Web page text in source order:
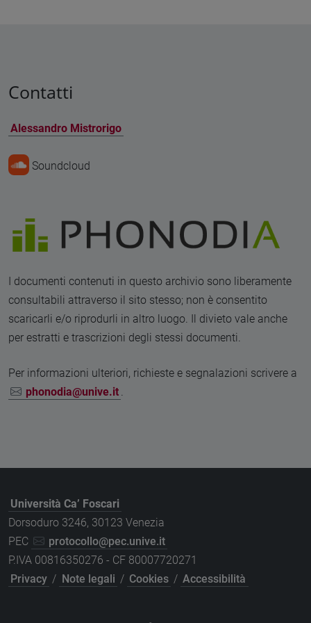
Contatti
Alessandro Mistrorigo
Soundcloud
I documenti contenuti in questo archivio sono liberamente
consultabili attraverso il sito stesso; non è consentito
scaricarli e/o riprodurli in altro luogo. Il divieto vale anche
per estratti e trascrizioni degli stessi documenti.
Per informazioni ulteriori, richieste e segnalazioni scrivere a
phonodia@unive.it .
Università Ca’ Foscari
Dorsoduro 3246, 30123 Venezia
PEC
protocollo@pec.unive.it
P.IVA 00816350276 - CF 80007720271
Privacy / Note legali / Cookies / Accessibilità